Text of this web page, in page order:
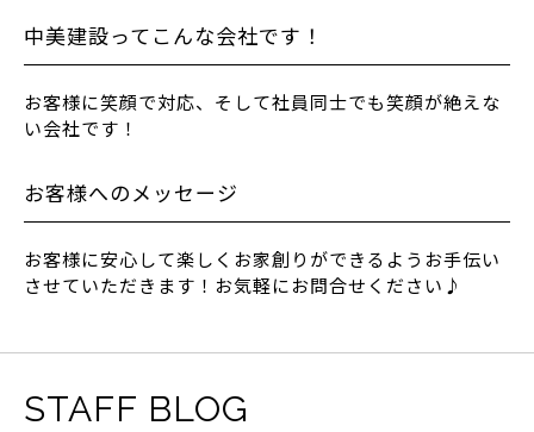
中美建設ってこんな会社です！
お客様に笑顔で対応、そして社員同士でも笑顔が絶えな
い会社です！
お客様へのメッセージ
お客様に安心して楽しくお家創りができるようお手伝い
させていただきます！お気軽にお問合せください♪
STAFF BLOG